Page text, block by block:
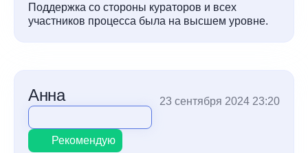
Поддержка со стороны кураторов и всех
участников процесса была на высшем уровне.
Анна 23 сентября 2024 23:20
Рекомендую